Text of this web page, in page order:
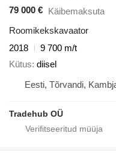
79 000 € Käibemaksuta
Roomikekskavaator
2018
9 700 m/t
Kütus diisel
Eesti, Tõrvandi,
Tradehub OÜ